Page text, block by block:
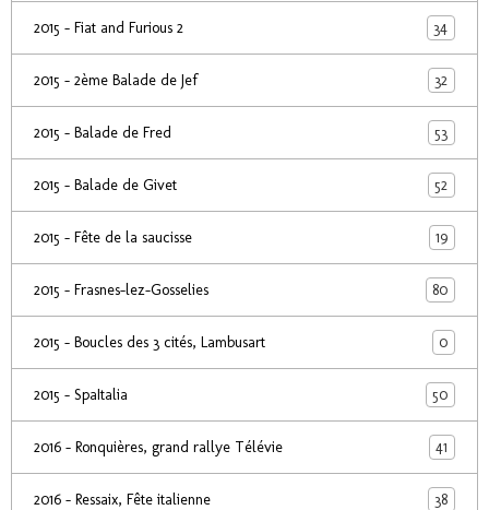
2015 - Fiat and Furious 2 34
2015 - 2ème Balade de Jef 32
2015 - Balade de Fred 53
2015 - Balade de Givet 52
2015 - Fête de la saucisse 19
2015 - Frasnes-lez-Gosselies 80
2015 - Boucles des 3 cités, Lambusart 0
2015 - SpaItalia 50
2016 - Ronquières, grand rallye Télévie 41
2016 - Ressaix, Fête italienne 38